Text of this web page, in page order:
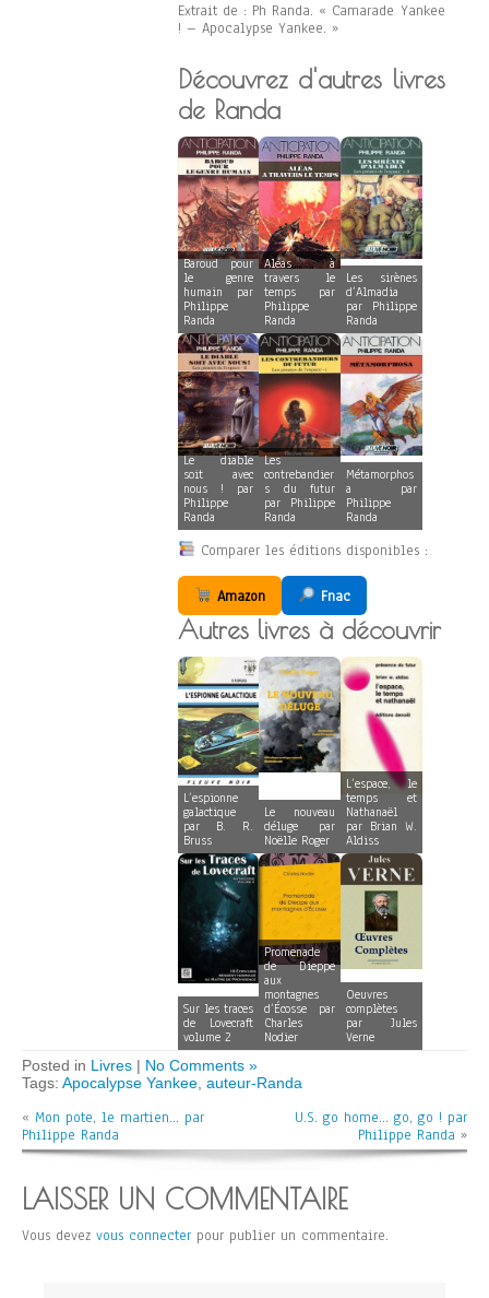
Extrait de : Ph Randa. « Camarade Yankee
! – Apocalypse Yankee. »
Découvrez d'autres livres
de Randa
Baroud pour
le genre
humain par
Philippe
Randa
Aléas à
travers le
temps par
Philippe
Randa
Les sirènes
d’Almadia
par Philippe
Randa
Le diable
soit avec
nous ! par
Philippe
Randa
Les
contrebandier
s du futur
par Philippe
Randa
Métamorphos
a par
Philippe
Randa
Comparer les éditions disponibles :
Amazon Fnac
Autres livres à découvrir
L’espionne
galactique
par B. R.
Bruss
Le nouveau
déluge par
Noëlle Roger
L’espace, le
temps et
Nathanaël
par Brian W.
Aldiss
Sur les traces
de Lovecraft
volume 2
Promenade
de Dieppe
aux
montagnes
d’Écosse par
Charles
Nodier
Oeuvres
complètes
par Jules
Verne
Posted in Livres | No Comments »
Tags: Apocalypse Yankee, auteur-Randa
« Mon pote, le martien… par
Philippe Randa
U.S. go home… go, go ! par
Philippe Randa »
LAISSER UN COMMENTAIRE
Vous devez vous connecter pour publier un commentaire.